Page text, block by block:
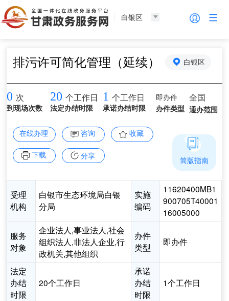
白银区
排污许可简化管理（延续） 白银区
0 次
到现场次数
20 个工作日
法定办结时限
1 个工作日
承诺办结时限
即办件
办件类型
全国
通办范围
在线办理 咨询 收藏
下载 分享
受理
机构
白银市生态环境局白银
分局
实施
编码
11620400MB1
900705T40001
16005000
服务
对象
企业法人,事业法人,社会
组织法人,非法人企业,行
政机关,其他组织
办件
类型
即办件
法定
办结
时限
20个工作日
承诺
办结
时限
1个工作日
简版指南